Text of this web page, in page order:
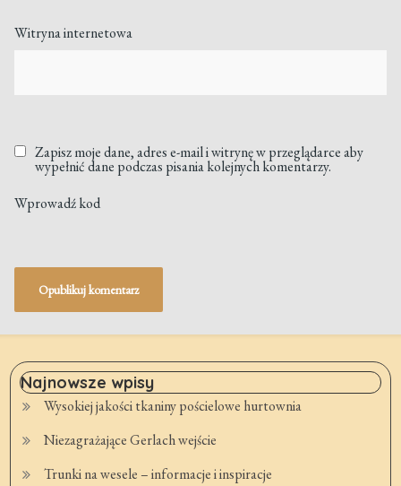
Witryna internetowa
Zapisz moje dane, adres e-mail i witrynę w przeglądarce aby
wypełnić dane podczas pisania kolejnych komentarzy.
Wprowadź kod
Najnowsze wpisy
Wysokiej jakości tkaniny pościelowe hurtownia
Niezagrażające Gerlach wejście
Trunki na wesele – informacje i inspiracje